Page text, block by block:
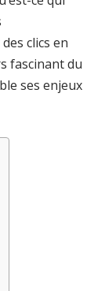
clics en
fascinant du
ses enjeux